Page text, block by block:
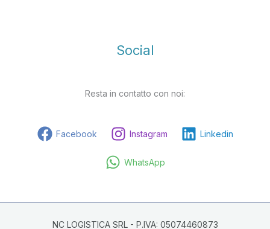
Social
Resta in contatto con noi:
Facebook Instagram Linkedin
WhatsApp
NC LOGISTICA SRL - P.IVA: 05074460873